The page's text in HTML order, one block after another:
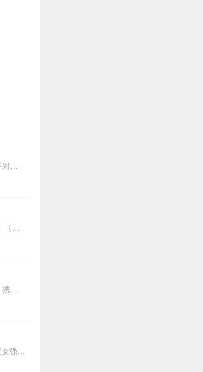
聚焦未成年人司法保护，讲述了未成年人检察小组初创，检察官林之桃与助理检察员白恩宇，为了孩子们，携手对抗人性之恶的故事。始于悬念，终于救赎；拨开迷惘，山止川行。
龙图续集原班人马《黑风城战记》<<点击收听【内容简介】《龙图案卷集》是由耳雅根据古典名著《三侠五义》（又叫七五）改编所写的网络小说，主要讲述的是鼠（白玉堂）...
该剧聚焦未成年人司法保护，讲述了未成年人检察小组初创，检察官林之桃与助理检察员白恩宇，为了孩子们，携手对抗人性之恶的故事。该剧以检察机关深入贯彻落实未成年人保护...
全网都在听的高口碑种田文推荐：【限时免费】农家小福女|姣姣兮郁雨竹|全网最快寒门大俗人|姣姣兮杜骁|萌宝女强古言爽文魏晋干饭人未删减全网最快|农家小福...